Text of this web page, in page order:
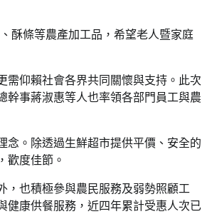
酥條等農產加工品，希望老人暨家庭
需仰賴社會各界共同關懷與支持。此次
幹事蔣淑惠等人也率領各部門員工與農
。除透過生鮮超市提供平價、安全的
歡度佳節。
，也積極參與農民服務及弱勢照顧工
健康供餐服務，近四年累計受惠人次已